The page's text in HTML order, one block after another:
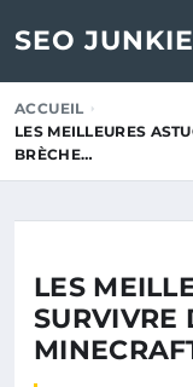
SEO
ACCUEIL
LES MEILLEURES
BRÈCHE…
LES
SURVIVRE